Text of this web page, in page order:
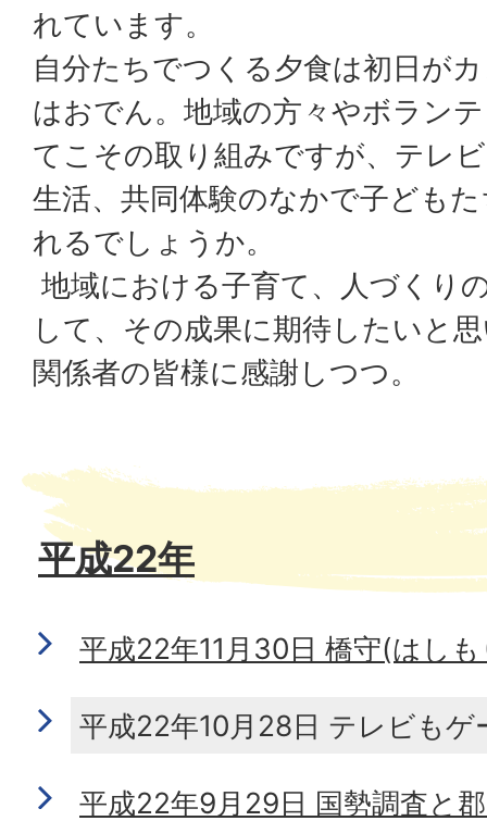
れています。
自分たちでつくる夕食は初日が
はおでん。地域の方々やボラン
てこその取り組みですが、テレ
生活、共同体験のなかで子ども
れるでしょうか。
地域における子育て、人づくり
して、その成果に期待したいと
関係者の皆様に感謝しつつ。
平成22年
平成22年11月30日 橋守(はし
平成22年10月28日 テレビもゲ
平成22年9月29日 国勢調査と